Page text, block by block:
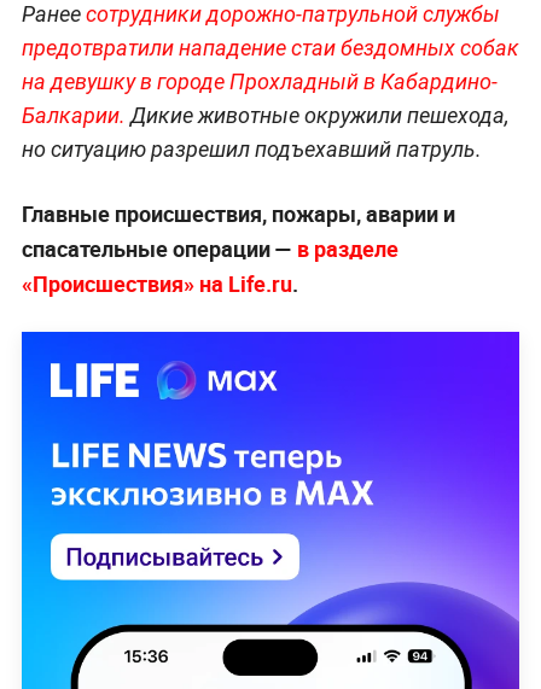
Ранеесотрудники дорожно-патрульной службы
предотвратили нападение стаи бездомных собак
на девушку в городе Прохладный в Кабардино-
Балкарии. Дикие животные окружили пешехода,
но ситуацию разрешил подъехавший патруль.
Главные происшествия, пожары, аварии и
спасательные операции — в разделе
«Происшествия» на Life.ru.